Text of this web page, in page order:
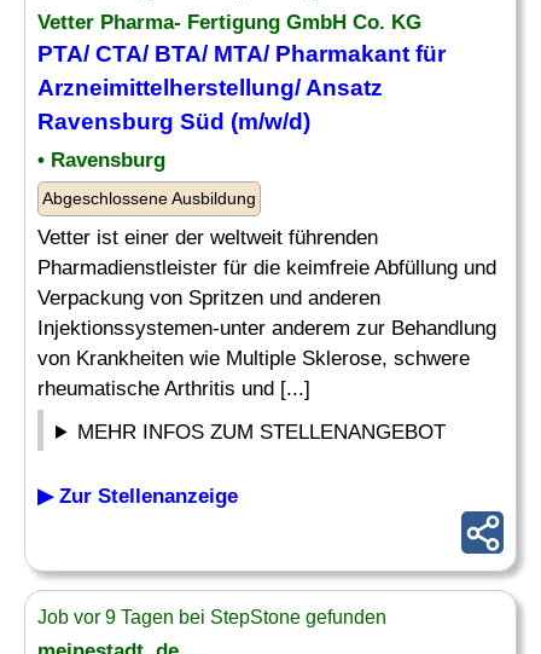
Vetter Pharma- Fertigung GmbH Co. KG
PTA/ CTA/ BTA/ MTA/ Pharmakant für
Arzneimittelherstellung/ Ansatz
Ravensburg Süd (m/w/d)
• Ravensburg
Abgeschlossene Ausbildung
Vetter ist einer der weltweit führenden
Pharmadienstleister für die keimfreie Abfüllung und
Verpackung von Spritzen und anderen
Injektionssystemen-unter anderem zur Behandlung
von Krankheiten wie Multiple Sklerose, schwere
rheumatische Arthritis und [...]
MEHR INFOS ZUM STELLENANGEBOT
▶ Zur Stellenanzeige
Job vor 9 Tagen bei StepStone gefunden